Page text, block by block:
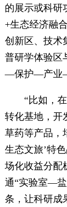
的展示或科研
+生态经济融
创新区、技术
普研学体验区
—保护—产业—
“比如，在
转化基地，开
草药等产品，
生态文旅’特
场化收益分配
通“实验室—
条，让科研成